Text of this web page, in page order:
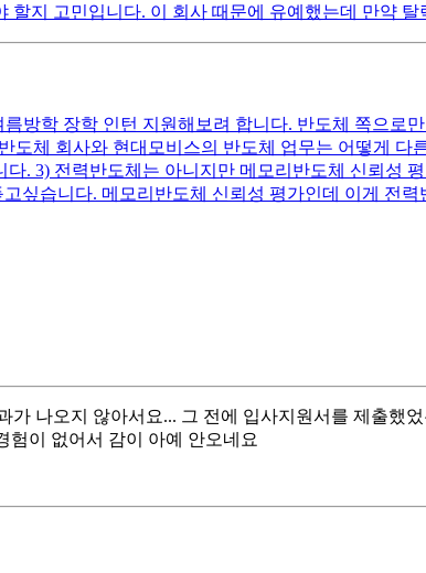
할지 고민입니다. 이 회사 때문에 유예했는데 만약
방학 장학 인턴 지원해보려 합니다. 반도체 쪽으로
도체 회사와 현대모비스의 반도체 업무는 어떻게
. 3) 전력반도체는 아니지만 메모리반도체 신뢰성
싶습니다. 메모리반도체 신뢰성 평가인데 이게 전
나오지 않아서요... 그 전에 입사지원서를 제출했
험이 없어서 감이 아예 안오네요